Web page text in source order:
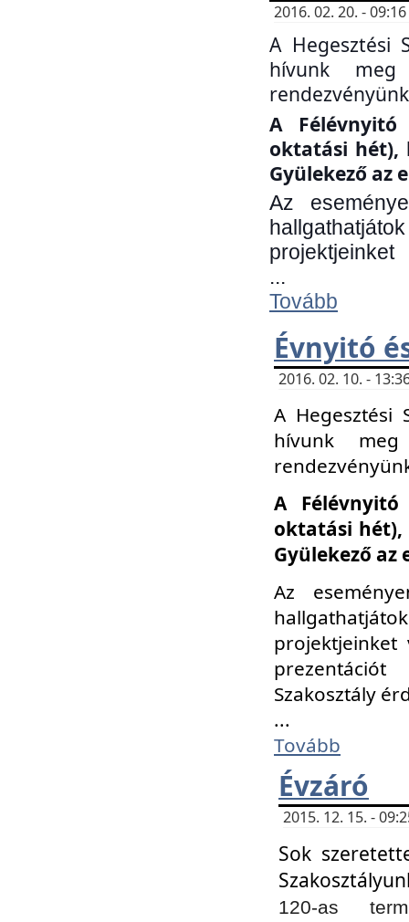
2016. 02. 20. -
A Hegesztési
hívunk
A
oktatási hét),
Gyülekező az
Az
projektjeinket
...
Tovább
Évnyitó
2016. 02. 10. -
A Hegesztési
hívunk
A
oktatási hét),
Gyülekező az
Az
Szakosztály
...
Tovább
Évzáró
2015. 12. 15. -
Sok
120-as